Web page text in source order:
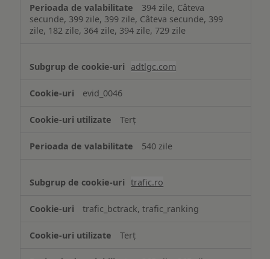
394 zile, Câteva
secunde, 399 zile, 399 zile, Câteva secunde, 399
zile, 182 zile, 364 zile, 394 zile, 729 zile
adtlgc.com
evid_0046
Terț
540 zile
trafic.ro
trafic_bctrack, trafic_ranking
Terț